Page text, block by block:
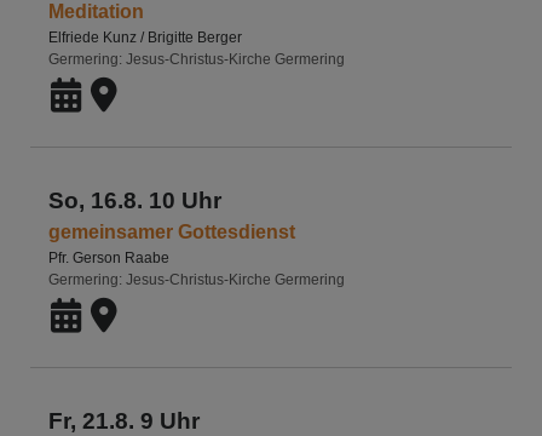
Meditation
Elfriede Kunz / Brigitte Berger
Germering Jesus-Christus-Kirche Germering
So, 16.8. 10 Uhr
gemeinsamer Gottesdienst
Pfr. Gerson Raabe
Germering Jesus-Christus-Kirche Germering
Fr, 21.8. 9 Uhr